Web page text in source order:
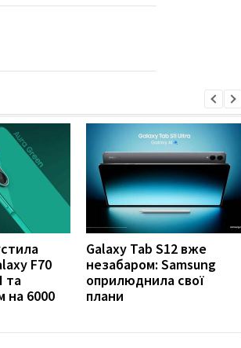
F70
та
на 6000
Galaxy Tab S12 вже
незабаром: Samsung
оприлюднила свої
плани